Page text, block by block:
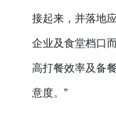
接起来，并落地
企业及食堂档口
高打餐效率及备
意度。”